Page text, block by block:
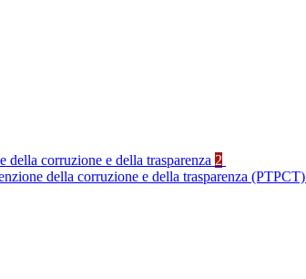
della corruzione e della trasparenza 2
della corruzione e della trasparenza (PTPCT)